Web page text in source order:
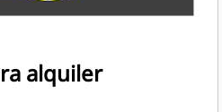
alquiler